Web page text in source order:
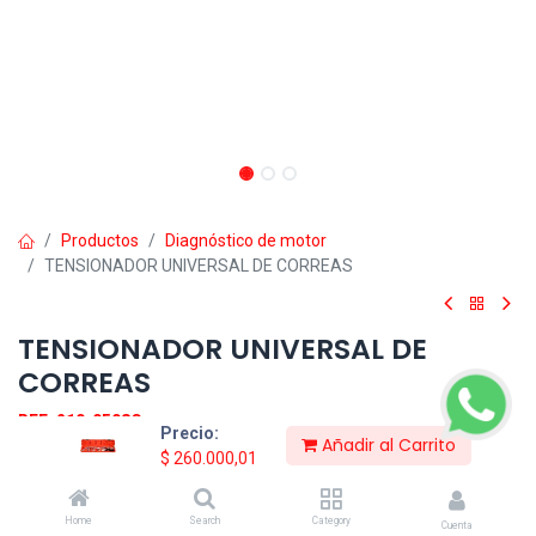
Precio:
$ 260.000,01
Añadir al Carrito
Home Search Category Cuenta
Productos
Diagnóstico de motor
TENSIONADOR UNIVERSAL DE CORREAS
TENSIONADOR UNIVERSAL DE
CORREAS
REF: 210-0508C
Herramienta ideal para usar cuando se desea liberar la tensión en
la correa, es autoajustable para usar en las poleas, empuje o tire
para liberar la tensión.